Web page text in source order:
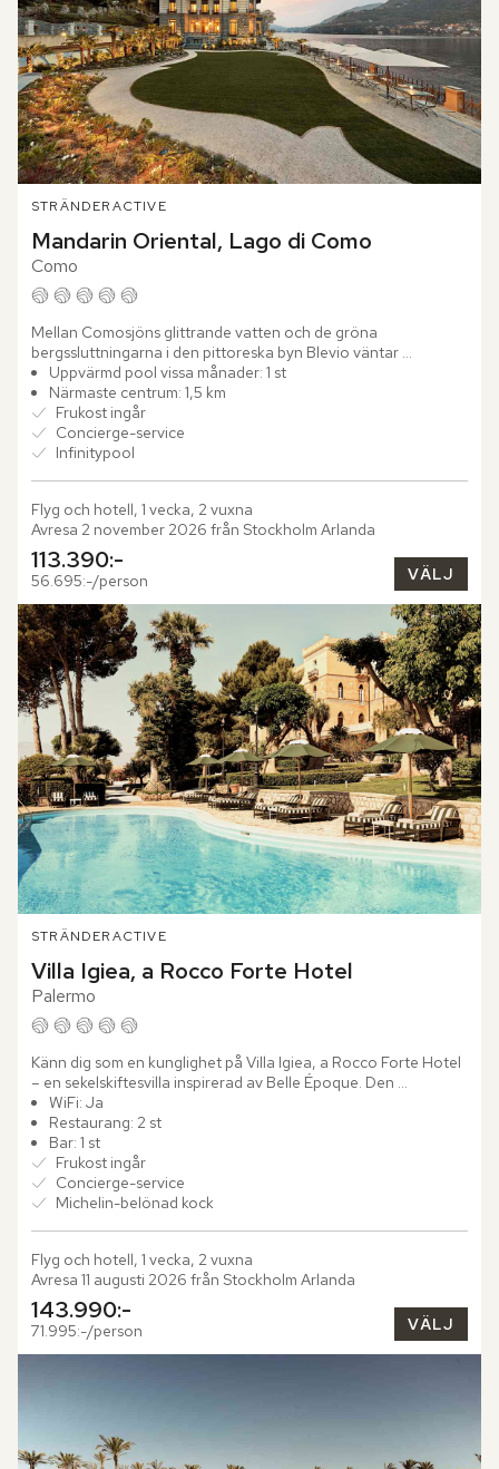
STRÄNDERACTIVE
Mandarin Oriental, Lago di Como
Como
Mellan Comosjöns glittrande vatten och de gröna
bergssluttningarna i den pittoreska byn Blevio väntar
Mandarin Oriental, Lago di Como. Bara några minuter från
Como reser sig den...
Uppvärmd pool vissa månader: 1 st
Närmaste centrum: 1,5 km
Frukost ingår
Concierge-service
Infinitypool
Flyg och hotell, 1 vecka, 2 vuxna
Avresa 2 november 2026 från Stockholm Arlanda
113.390:-
56.695:-/person VÄLJ
STRÄNDERACTIVE
Villa Igiea, a Rocco Forte Hotel
Palermo
Känn dig som en kunglighet på Villa Igiea, a Rocco Forte Hotel
– en sekelskiftesvilla inspirerad av Belle Époque. Den
majestätiska byggnaden uppfördes av den inflytelserika...
WiFi: Ja
Restaurang: 2 st
Bar: 1 st
Frukost ingår
Concierge-service
Michelin-belönad kock
Flyg och hotell, 1 vecka, 2 vuxna
Avresa 11 augusti 2026 från Stockholm Arlanda
143.990:-
71.995:-/person VÄLJ